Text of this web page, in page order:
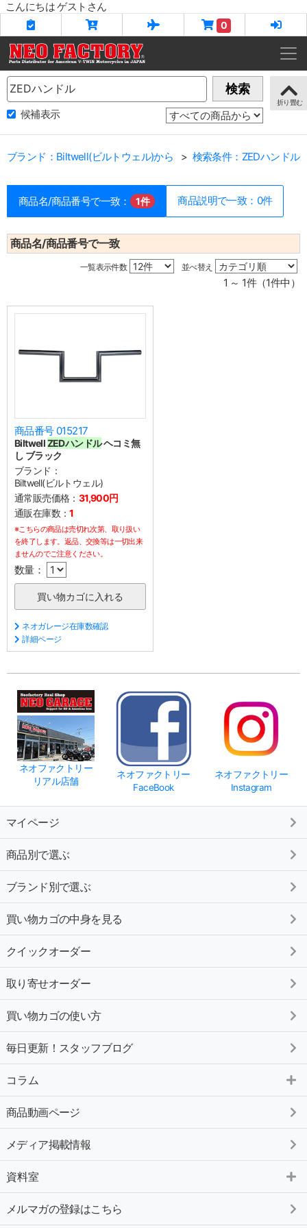
こんにちは ゲストさん
0
Name 検索
候補表示
ブランド：Biltwell(ビルトウェル)から 検索条件：ZEDハンドル
商品名/商品番号で一致： 1件 商品説明で一致：0件
商品名/商品番号で一致
一覧表示件数 並べ替え
1 ～ 1件（1件中）
商品番号 015217
BiltwellZEDハンドルヘコミ無
し ブラック
ブランド：
Biltwell(ビルトウェル)
通常販売価格： 31,900円
通販在庫数：1
※こちらの商品は売切れ次第、取り扱い
を終了します。返品、交換等は一切出来
ませんのでご注意ください。
数量：
ネオガレージ在庫数確認
詳細ページ
ネオファクトリー
リアル店舗
ネオファクトリー
FaceBook
ネオファクトリー
Instagram
マイページ
商品別で選ぶ
ブランド別で選ぶ
買い物カゴの中身を見る
クイックオーダー
取り寄せオーダー
買い物カゴの使い方
毎日更新！スタッフブログ
コラム
商品動画ページ
メディア掲載情報
資料室
メルマガの登録はこちら